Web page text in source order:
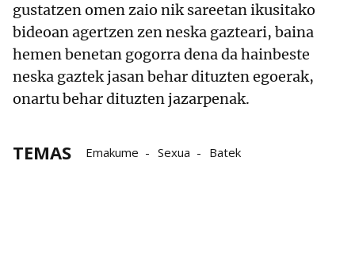
gustatzen omen zaio nik sareetan ikusitako
bideoan agertzen zen neska gazteari, baina
hemen benetan gogorra dena da hainbeste
neska gaztek jasan behar dituzten egoerak,
onartu behar dituzten jazarpenak.
TEMAS Emakume Sexua Batek